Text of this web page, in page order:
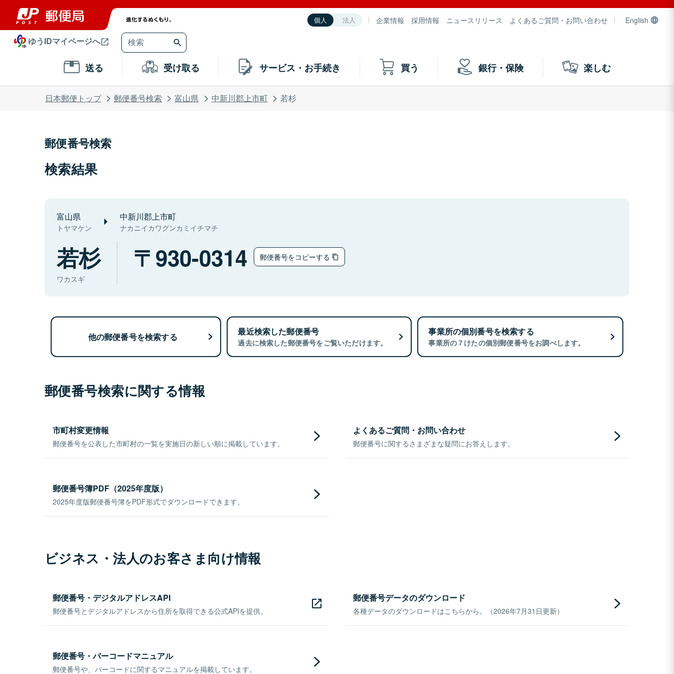
個人 法人 企業情報 採用情報 ニュースリリース よくあるご質問・お問い合わせ English
ゆうIDマイページへ
送る 受け取る サービス・お手続き 買う 銀行・保険 楽しむ
日本郵便トップ 郵便番号検索 富山県 中新川郡上市町 若杉
郵便番号検索
検索結果
富山県
トヤマケン
中新川郡上市町
ナカニイカワグンカミイチマチ
若杉
ワカスギ
930-0314 郵便番号をコピーする
他の郵便番号を検索する 最近検索した郵便番号
過去に検索した郵便番号をご覧いただけます。
事業所の個別番号を検索する
事業所の７けたの個別郵便番号をお調べします。
郵便番号検索に関する情報
市町村変更情報
郵便番号を公表した市町村の一覧を実施日の新しい順に掲載しています。
よくあるご質問・お問い合わせ
郵便番号に関するさまざまな疑問にお答えします。
郵便番号簿PDF（2025年度版）
2025年度版郵便番号簿をPDF形式でダウンロードできます。
ビジネス・法人のお客さま向け情報
郵便番号・デジタルアドレスAPI
郵便番号とデジタルアドレスから住所を取得できる公式APIを提供。
郵便番号データのダウンロード
各種データのダウンロードはこちらから。（2026年7月31日更新）
郵便番号・バーコードマニュアル
郵便番号や、バーコードに関するマニュアルを掲載しています。